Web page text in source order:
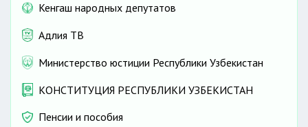
Кенгаш народных депутатов
Адлия ТВ
Министерство юстиции Республики Узбекистан
КОНСТИТУЦИЯ РЕСПУБЛИКИ УЗБЕКИСТАН
Пенсии и пособия